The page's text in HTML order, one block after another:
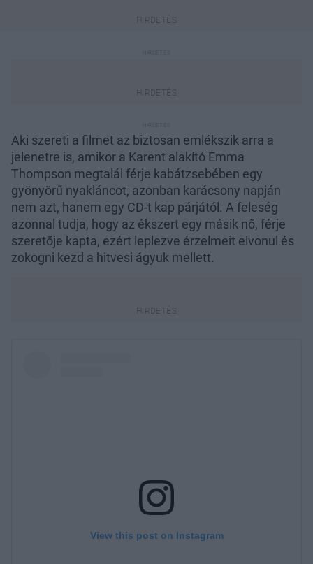
Aki szereti a filmet az biztosan emlékszik arra a
jelenetre is, amikor a Karent alakító Emma
Thompson megtalál férje kabátzsebében egy
gyönyörű nyakláncot, azonban karácsony napján
nem azt, hanem egy CD-t kap párjától. A feleség
azonnal tudja, hogy az ékszert egy másik nő, férje
szeretője kapta, ezért leplezve érzelmeit elvonul és
zokogni kezd a hitvesi ágyuk mellett.